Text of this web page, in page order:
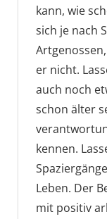
kann, wie
sich je nach
er nicht.
auch noch
schon älter
kennen.
Leben. Der
mit positiv